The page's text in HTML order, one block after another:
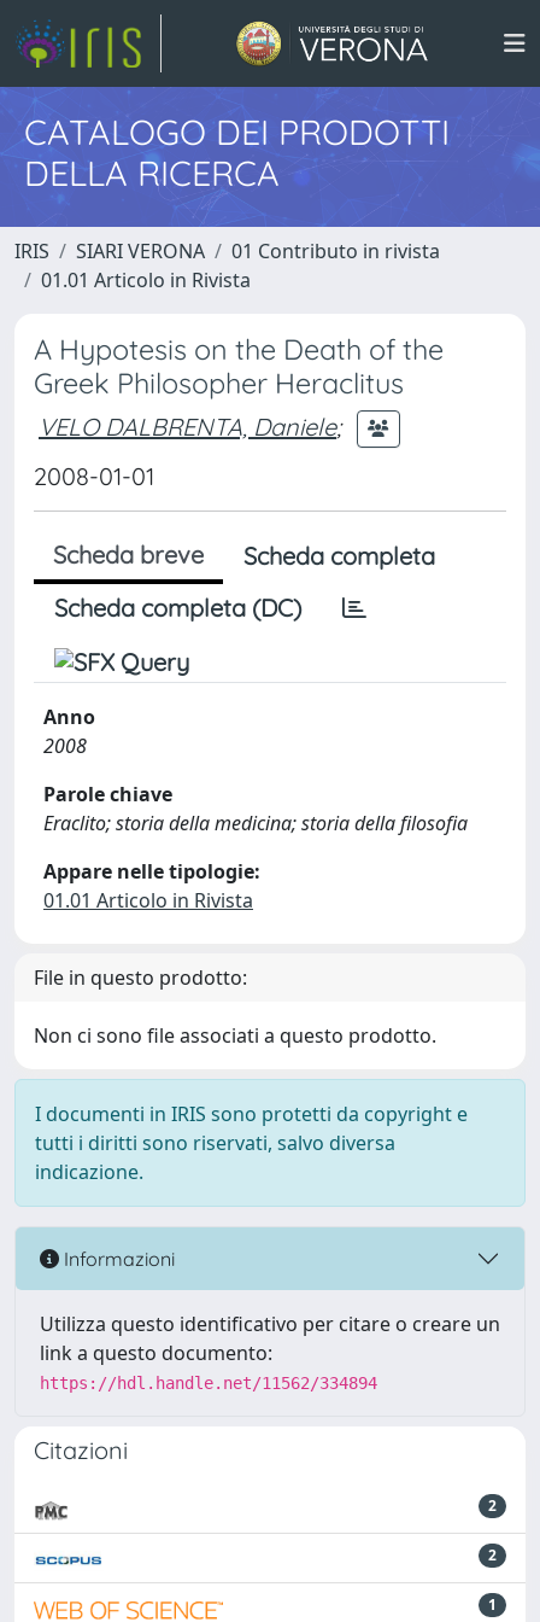
CATALOGO DEI PRODOTTI
DELLA RICERCA
IRIS SIARI VERONA
01 Contributo in rivista
01.01 Articolo in Rivista
A Hypotesis on the Death of the
Greek Philosopher Heraclitus
VELO DALBRENTA, Daniele;
2008-01-01
Scheda breve
Scheda completa
Scheda completa (DC)
Anno
2008
Parole chiave
Eraclito; storia della medicina; storia della filosofia
Appare nelle tipologie:
01.01 Articolo in Rivista
File in questo prodotto:
Non ci sono file associati a questo prodotto.
I documenti in IRIS sono protetti da copyright e
tutti i diritti sono riservati, salvo diversa
indicazione.
Informazioni
Utilizza questo identificativo per citare o creare un
link a questo documento:
https://hdl.handle.net/11562/334894
Citazioni
2
2
1